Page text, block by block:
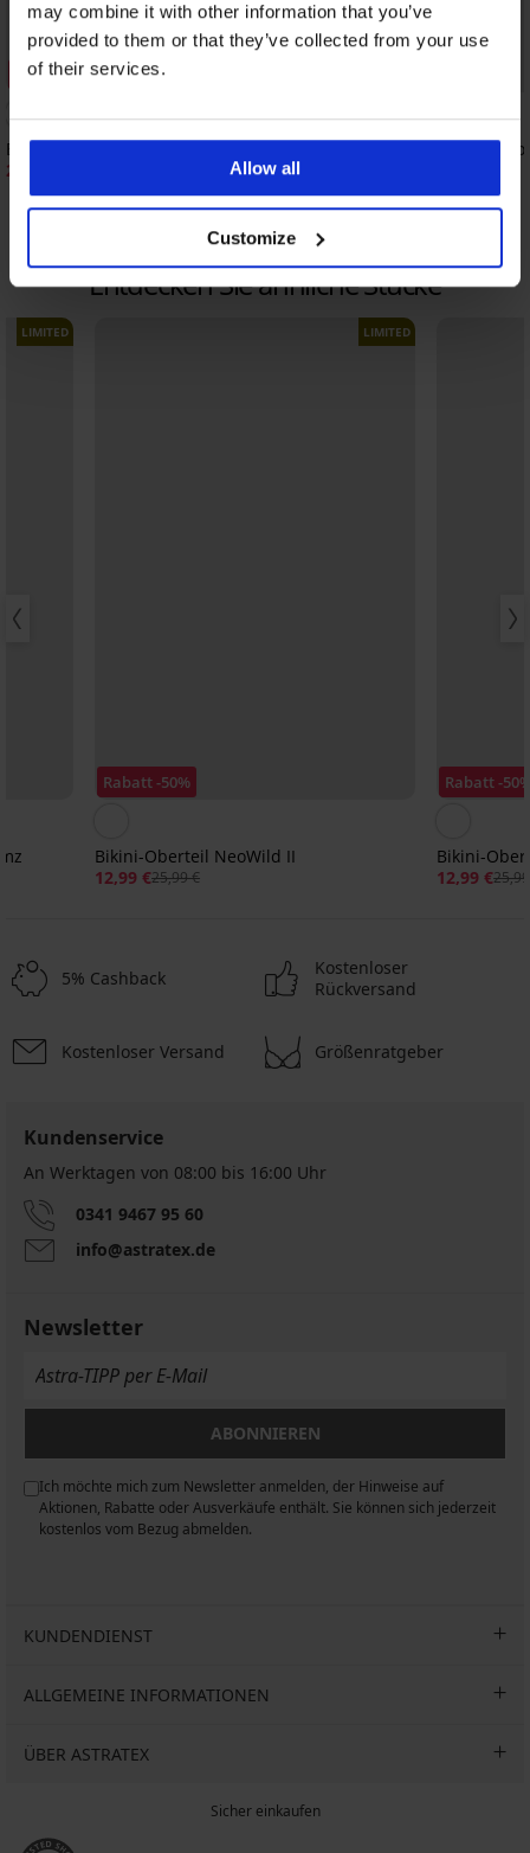
may combine it with other information that you’ve
provided to them or that they’ve collected from your use
of their services.
Allow all
Customize
Rabatt -50%
BH Soft Lace II wattiert ohne Bügel
20,00 €
BH Spacer Flexicup
35,99 € Code: BRA20
Entdecken Sie ähnliche Stücke
LIMITED
Rabatt -50%
LIMITED
Bikini-Oberteil NeoWild II
12,99 €25,99 €
Rabatt -
Bikini-
12,99 €
Bikini-
Oberteil
Adjoa
7,80
€
Bikini-
Oberteil
Nala
Push-
Up
€
30,99
5% Cashback
Kostenloser
Rückversand
Kostenloser Versand Größenratgeber
Kundenservice
An Werktagen von 08:00 bis 16:00 Uhr
0341 9467 95 60
info@astratex.de
Newsletter
ABONNIEREN
Ich möchte mich zum Newsletter anmelden, der Hinweise auf
Aktionen, Rabatte oder Ausverkäufe enthält. Sie können sich jederzeit
kostenlos vom Bezug abmelden.
KUNDENDIENST
ALLGEMEINE INFORMATIONEN
ÜBER ASTRATEX
Sicher einkaufen